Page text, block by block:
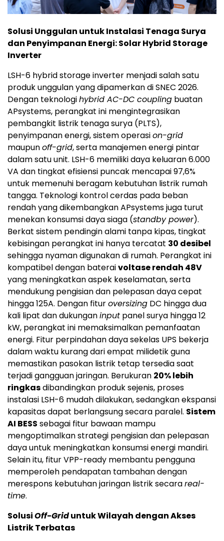
Solusi Unggulan untuk Instalasi Tenaga Surya
dan Penyimpanan Energi: Solar Hybrid Storage
Inverter
LSH-6 hybrid storage inverter menjadi salah satu
produk unggulan yang dipamerkan di SNEC 2026.
Dengan teknologihybrid AC-DC coupling buatan
APsystems, perangkat ini mengintegrasikan
pembangkit listrik tenaga surya (PLTS),
penyimpanan energi, sistem operasion-grid
maupunoff-grid, serta manajemen energi pintar
dalam satu unit. LSH-6 memiliki daya keluaran 6.000
VA dan tingkat efisiensi puncak mencapai 97,6%
untuk memenuhi beragam kebutuhan listrik rumah
tangga. Teknologi kontrol cerdas pada beban
rendah yang dikembangkan APsystems juga turut
menekan konsumsi daya siaga (standby power).
Berkat sistem pendingin alami tanpa kipas, tingkat
kebisingan perangkat ini hanya tercatat 30 desibel
sehingga nyaman digunakan di rumah. Perangkat ini
kompatibel dengan bateraivoltase rendah 48V
yang meningkatkan aspek keselamatan, serta
mendukung pengisian dan pelepasan daya cepat
hingga 125A. Dengan fituroversizing DC hingga dua
kali lipat dan dukunganinput panel surya hingga 12
kW, perangkat ini memaksimalkan pemanfaatan
energi. Fitur perpindahan daya sekelas UPS bekerja
dalam waktu kurang dari empat milidetik guna
memastikan pasokan listrik tetap tersedia saat
terjadi gangguan jaringan. Berukuran 20% lebih
ringkasdibandingkan produk sejenis, proses
instalasi LSH-6 mudah dilakukan, sedangkan ekspansi
kapasitas dapat berlangsung secara paralel. Sistem
AI BESS sebagai fitur bawaan mampu
mengoptimalkan strategi pengisian dan pelepasan
daya untuk meningkatkan konsumsi energi mandiri.
Selain itu, fitur VPP-ready membantu pengguna
memperoleh pendapatan tambahan dengan
merespons kebutuhan jaringan listrik secarareal-
time.
SolusiOff-Griduntuk Wilayah dengan Akses
Listrik Terbatas